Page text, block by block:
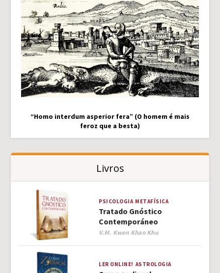
“Homo interdum asperior fera” (O homem é mais
feroz que a besta)
Livros
PSICOLOGIA METAFÍSICA
Tratado Gnóstico
Contemporáneo
Author
V.M. Kwen Khan Khu
LER ONLINE! ASTROLOGIA